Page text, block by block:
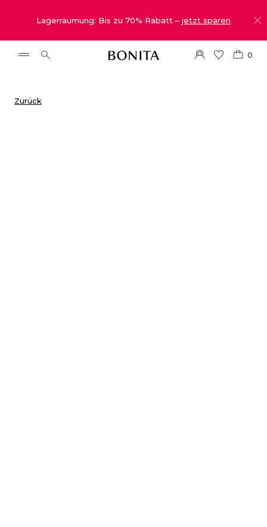
Lagerräumung: Bis zu 70% Rabatt – jetzt sparen
0
Zurück